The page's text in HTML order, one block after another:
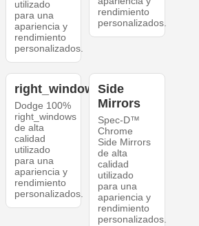
utilizado
para una
apariencia y
rendimiento
personalizados.
rendimiento
personalizados.
right_windows
Dodge 100%
right_windows
de alta
calidad
utilizado
para una
apariencia y
rendimiento
personalizados.
Side
Mirrors
Spec-D™
Chrome
Side Mirrors
de alta
calidad
utilizado
para una
apariencia y
rendimiento
personalizados.